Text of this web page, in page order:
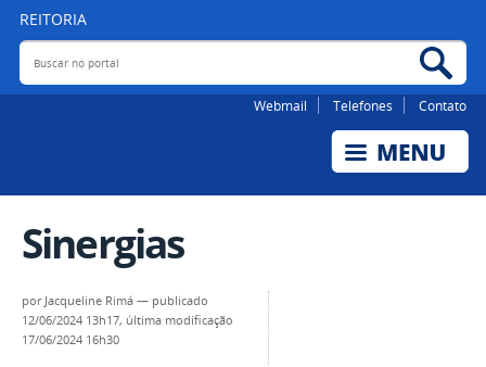
REITORIA
Buscar no portal
Webmail Telefones Contato
Sinergias
por Jacqueline Rimá — publicado
12/06/2024 13h17, última modificação
17/06/2024 16h30